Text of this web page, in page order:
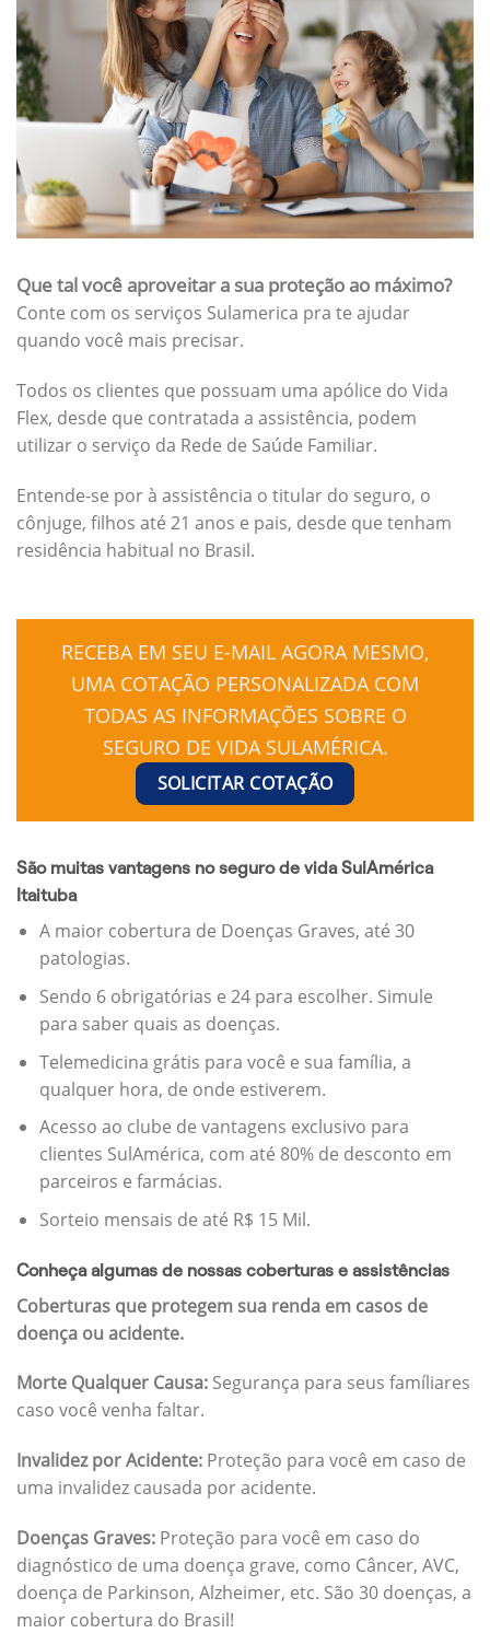
Que tal você aproveitar a sua proteção ao máximo?
Conte com os serviços Sulamerica pra te ajudar
quando você mais precisar.
Todos os clientes que possuam uma apólice do Vida
Flex, desde que contratada a assistência, podem
utilizar o serviço da Rede de Saúde Familiar.
Entende-se por à assistência o titular do seguro, o
cônjuge, filhos até 21 anos e pais, desde que tenham
residência habitual no Brasil.
RECEBA EM SEU E-MAIL AGORA MESMO,
UMA COTAÇÃO PERSONALIZADA COM
TODAS AS INFORMAÇÕES SOBRE O
SEGURO DE VIDA SULAMÉRICA.
SOLICITAR COTAÇÃO
São muitas vantagens no seguro de vida SulAmérica
Itaituba
A maior cobertura de Doenças Graves, até 30
patologias.
Sendo 6 obrigatórias e 24 para escolher. Simule
para saber quais as doenças.
Telemedicina grátis para você e sua família, a
qualquer hora, de onde estiverem.
Acesso ao clube de vantagens exclusivo para
clientes SulAmérica, com até 80% de desconto em
parceiros e farmácias.
Sorteio mensais de até R$ 15 Mil.
Conheça algumas de nossas coberturas e assistências
Coberturas que protegem sua renda em casos de
doença ou acidente.
Morte Qualquer Causa: Segurança para seus famíliares
caso você venha faltar.
Invalidez por Acidente: Proteção para você em caso de
uma invalidez causada por acidente.
Doenças Graves: Proteção para você em caso do
diagnóstico de uma doença grave, como Câncer, AVC,
doença de Parkinson, Alzheimer, etc. São 30 doenças, a
maior cobertura do Brasil!